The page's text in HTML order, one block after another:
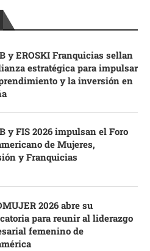
y EROSKI Franquicias sellan
estratégica para impulsar
y la inversión en
y FIS 2026 impulsan el Foro
de Mujeres,
y Franquicias
2026 abre su
para reunir al liderazgo
femenino de